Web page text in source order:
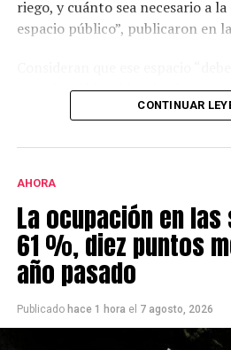
riego, y cuánto sea necesario a
espacio público”, publicaron en
espacio público identitario y no
permanente de
cantidad de firmas.
Este grupo ya se había opuesto
gestión de Héctor Gay y ahora
El principal fundamento es que
de árboles, pero también
modificaciones van a borrar la
CONTINUAR
AHORA
La ocupación en
61 %, diez puntos
año pasado
Publicado hace 1 hora el 7 agosto, 2026